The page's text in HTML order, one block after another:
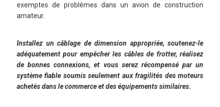
exemptes de problèmes dans un avion de construction
amateur.
Installez un câblage de dimension appropriée, soutenez-le
adéquatement pour empêcher les câbles de frotter, réalisez
de bonnes connexions, et vous serez récompensé par un
système fiable soumis seulement aux fragilités des moteurs
achetés dans le commerce et des équipements similaires.